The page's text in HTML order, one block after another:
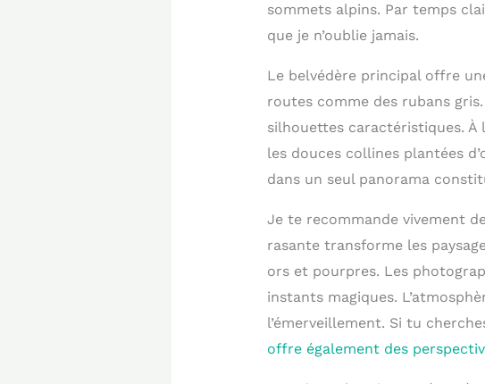
sommets alpins. Par temps
que je n’oublie jamais.
Le belvédère principal offre
routes comme des rubans
silhouettes caractéristiques. À
les douces collines plantées
dans un seul panorama
Je te recommande vivement
rasante transforme les
ors et pourpres. Les
instants magiques.
l’émerveillement. Si tu
offre également des